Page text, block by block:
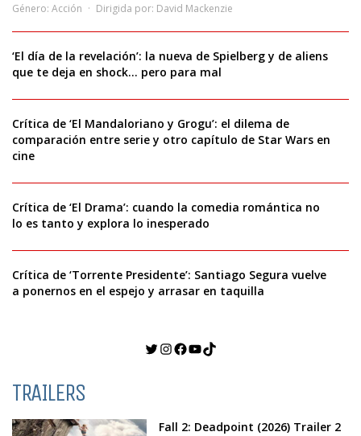
Género: Acción Dirigida por: David Mackenzie
‘El día de la revelación’: la nueva de Spielberg y de aliens
que te deja en shock… pero para mal
Crítica de ‘El Mandaloriano y Grogu’: el dilema de
comparación entre serie y otro capítulo de Star Wars en
cine
Crítica de ‘El Drama’: cuando la comedia romántica no
lo es tanto y explora lo inesperado
Crítica de ‘Torrente Presidente’: Santiago Segura vuelve
a ponernos en el espejo y arrasar en taquilla
Twitter
Instagram
Facebook
YouTube
TikTok
TRAILERS
Fall 2: Deadpoint (2026) Trailer 2